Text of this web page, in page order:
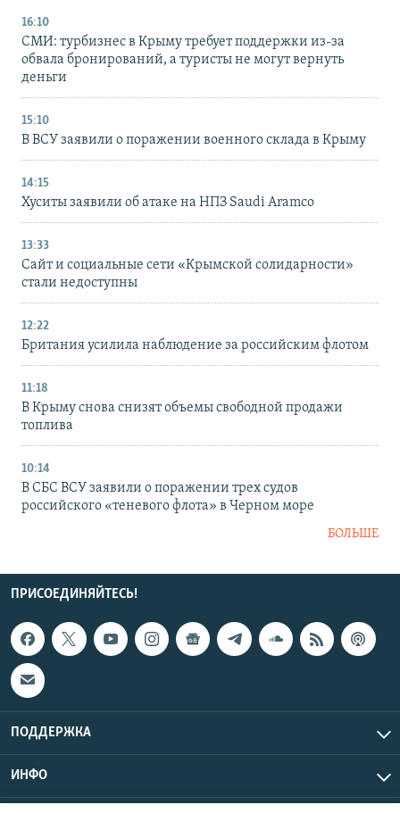
16:10
СМИ: турбизнес в Крыму требует поддержки из-за
обвала бронирований, а туристы не могут вернуть
деньги
15:10
В ВСУ заявили о поражении военного склада в Крыму
14:15
Хуситы заявили об атаке на НПЗ Saudi Aramco
13:33
Сайт и социальные сети «Крымской солидарности»
стали недоступны
12:22
Британия усилила наблюдение за российским флотом
11:18
В Крыму снова снизят объемы свободной продажи
топлива
10:14
В СБС ВСУ заявили о поражении трех судов
российского «теневого флота» в Черном море
БОЛЬШЕ
ПРИСОЕДИНЯЙТЕСЬ!
ПОДДЕРЖКА
ИНФО